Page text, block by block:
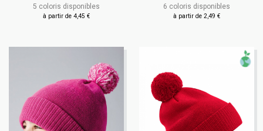
5 coloris disponibles
à partir de 4,45 €
6 coloris disponibles
à partir de 2,49 €